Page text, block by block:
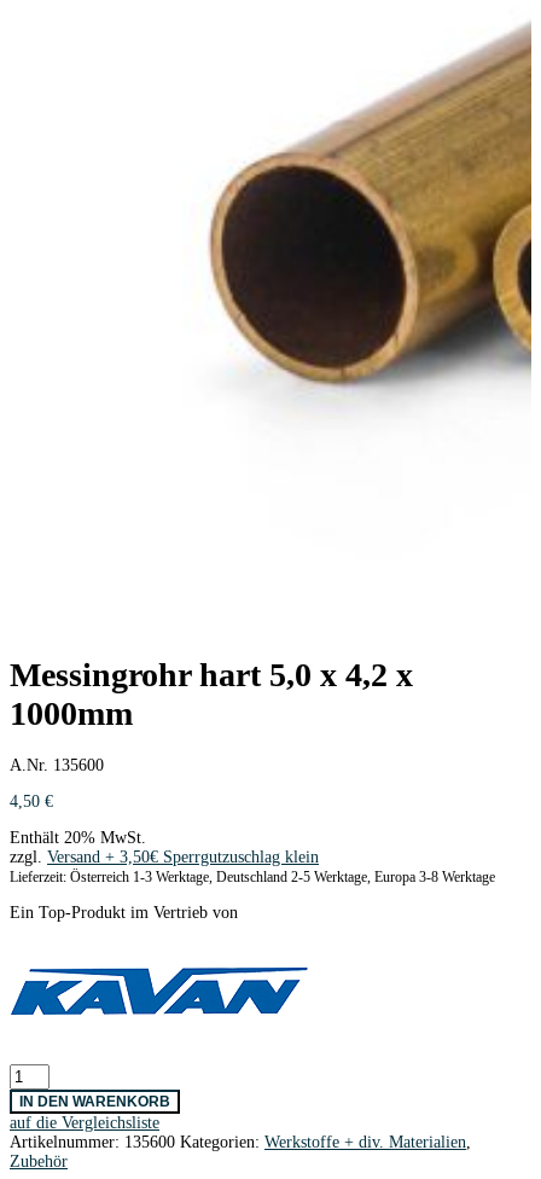
Messingrohr hart 5,0 x 4,2 x
1000mm
A.Nr. 135600
4,50 €
Enthält 20% MwSt.
zzgl. Versand
Lieferzeit: Österreich 1-3 Werktage, Deutschland 2-5 Werktage, Europa 3-8 Werktage
Ein Top-Produkt im Vertrieb von
Messingrohr
hart
5,0
x
4,2
x
IN DEN WARENKORB
auf die Vergleichsliste
Artikelnummer: 135600 Kategorien: Werkstoffe + div. Materialien
Zubehör